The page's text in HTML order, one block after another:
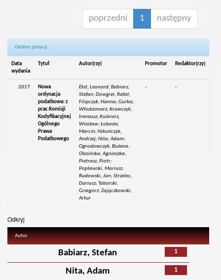
poprzedni 1 następny
Odsłon pozycji:
Data
wydania
Tytuł Autor(rzy) Promotor Redaktor(rzy)
2017
Nowa
ordynacja
podatkowa: z
prac Komisji
Kodyfikacyjnej
Ogólnego
Prawa
Podatkowego
Etel, Leonard; Babiarz,
Stefan; Dowgier, Rafał;
Filipczyk, Hanna; Gurba,
Włodzimierz; Krawczyk,
Ireneusz; Kuśnierz,
Wiesław; Łoboda,
Marcin; Nikończyk,
Andrzej; Nita, Adam;
Ogrodowczyk, Bożena;
Olesińska, Agnieszka;
Pietrasz, Piotr;
Popławski, Mariusz;
Rudowski, Jan; Strzelec,
Dariusz; Taborski,
Grzegorz; Zajączkowski,
Artur
- -
Odkryj
Autor
1
Babiarz, Stefan
1
Nita, Adam